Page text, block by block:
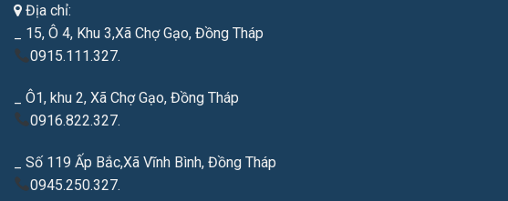
Địa chỉ:
_ 15, Ô 4, Khu 3,Xã Chợ Gạo, Đồng Tháp
0915.111.327.
_ Ô1, khu 2, Xã Chợ Gạo, Đồng Tháp
0916.822.327.
_ Số 119 Ấp Bắc,Xã Vĩnh Bình, Đồng Tháp
0945.250.327.